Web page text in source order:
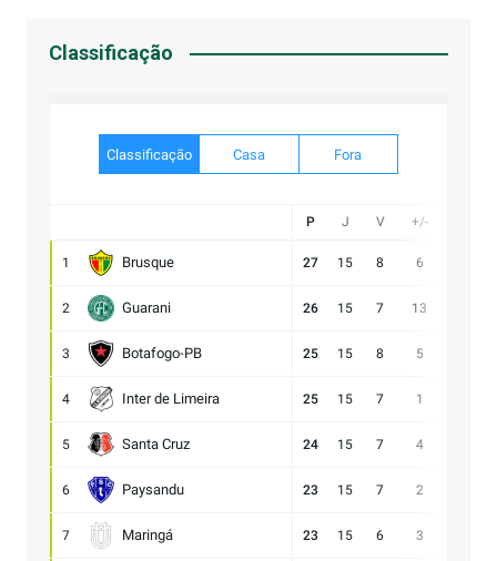
Classificação
Classificação Casa Fora
P J V +/-
1 Brusque 27 15 8 6
2 Guarani 26 15 7 13
3 Botafogo-PB 25 15 8 5
4 Inter de Limeira 25 15 7 1
5 Santa Cruz 24 15 7 4
6 Paysandu 23 15 7 2
7 Maringá 23 15 6 3